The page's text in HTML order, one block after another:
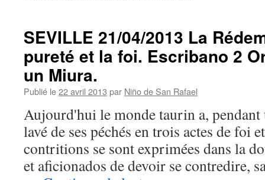
SEVILLE 21/04/2013 La
pureté et la foi. Escribano 2
un Miura.
Publié le22 avril 2013 par Niño de San Rafael
Aujourd'hui le monde taurin a, pendant
lavé de ses péchés en trois actes de
contritions se sont exprimées dans la
et aficionados de devoir se contredire,